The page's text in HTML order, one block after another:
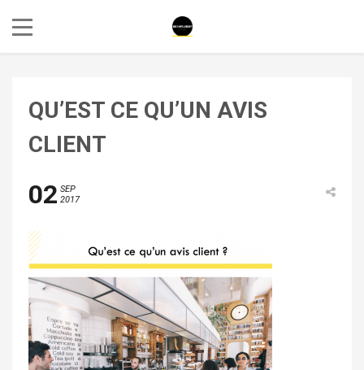
QU’EST CE QU’UN AVIS
CLIENT
02 SEP
2017